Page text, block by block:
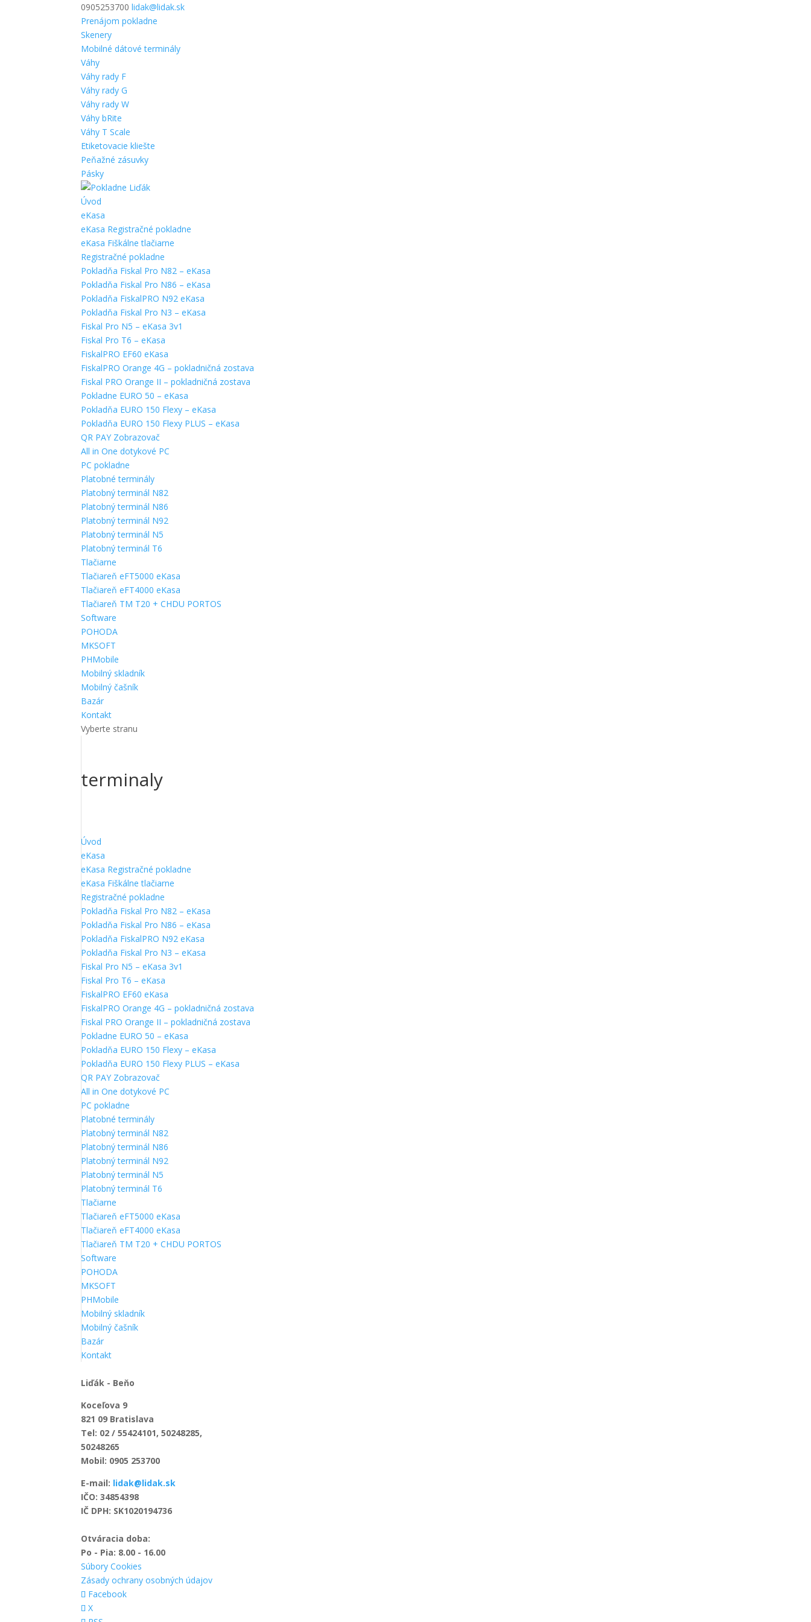
0905253700 lidak@lidak.sk
Prenájom pokladne
Skenery
Mobilné dátové terminály
Váhy
Váhy rady F
Váhy rady G
Váhy rady W
Váhy bRite
Váhy T Scale
Etiketovacie kliešte
Peňažné zásuvky
Pásky
Úvod
eKasa
eKasa Registračné pokladne
eKasa Fiškálne tlačiarne
Registračné pokladne
Pokladňa Fiskal Pro N82 – eKasa
Pokladňa Fiskal Pro N86 – eKasa
Pokladňa FiskalPRO N92 eKasa
Pokladňa Fiskal Pro N3 – eKasa
Fiskal Pro N5 – eKasa 3v1
Fiskal Pro T6 – eKasa
FiskalPRO EF60 eKasa
FiskalPRO Orange 4G – pokladničná zostava
Fiskal PRO Orange II – pokladničná zostava
Pokladne EURO 50 – eKasa
Pokladňa EURO 150 Flexy – eKasa
Pokladňa EURO 150 Flexy PLUS – eKasa
QR PAY Zobrazovač
All in One dotykové PC
PC pokladne
Platobné terminály
Platobný terminál N82
Platobný terminál N86
Platobný terminál N92
Platobný terminál N5
Platobný terminál T6
Tlačiarne
Tlačiareň eFT5000 eKasa
Tlačiareň eFT4000 eKasa
Tlačiareň TM T20 + CHDU PORTOS
Software
POHODA
MKSOFT
PHMobile
Mobilný skladník
Mobilný čašník
Bazár
Kontakt
Vyberte stranu
terminaly
Úvod
eKasa
eKasa Registračné pokladne
eKasa Fiškálne tlačiarne
Registračné pokladne
Pokladňa Fiskal Pro N82 – eKasa
Pokladňa Fiskal Pro N86 – eKasa
Pokladňa FiskalPRO N92 eKasa
Pokladňa Fiskal Pro N3 – eKasa
Fiskal Pro N5 – eKasa 3v1
Fiskal Pro T6 – eKasa
FiskalPRO EF60 eKasa
FiskalPRO Orange 4G – pokladničná zostava
Fiskal PRO Orange II – pokladničná zostava
Pokladne EURO 50 – eKasa
Pokladňa EURO 150 Flexy – eKasa
Pokladňa EURO 150 Flexy PLUS – eKasa
QR PAY Zobrazovač
All in One dotykové PC
PC pokladne
Platobné terminály
Platobný terminál N82
Platobný terminál N86
Platobný terminál N92
Platobný terminál N5
Platobný terminál T6
Tlačiarne
Tlačiareň eFT5000 eKasa
Tlačiareň eFT4000 eKasa
Tlačiareň TM T20 + CHDU PORTOS
Software
POHODA
MKSOFT
PHMobile
Mobilný skladník
Mobilný čašník
Bazár
Kontakt
Liďák - Beňo
Koceľova 9
821 09 Bratislava
Tel: 02 / 55424101, 50248285,
50248265
Mobil: 0905 253700
E-mail: lidak@lidak.sk
IČO: 34854398
IČ DPH: SK1020194736
Otváracia doba:
Po - Pia: 8.00 - 16.00
Súbory Cookies
Zásady ochrany osobných údajov
Facebook
X